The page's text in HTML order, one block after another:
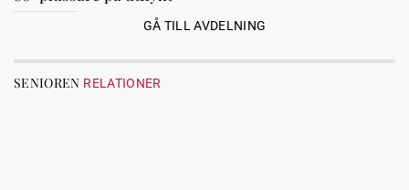
GÅ TILL AVDELNING
SENIOREN RELATIONER